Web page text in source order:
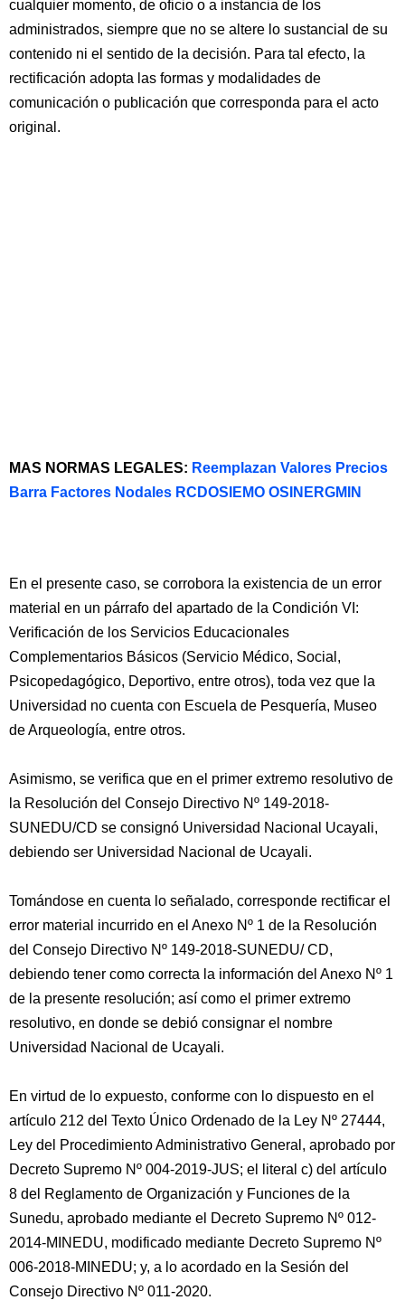
cualquier momento, de oficio o a instancia de los
administrados, siempre que no se altere lo sustancial de su
contenido ni el sentido de la decisión. Para tal efecto, la
rectificación adopta las formas y modalidades de
comunicación o publicación que corresponda para el acto
original.
MAS NORMAS LEGALES: Reemplazan Valores Precios
Barra Factores Nodales RCDOSIEMO OSINERGMIN
En el presente caso, se corrobora la existencia de un error
material en un párrafo del apartado de la Condición VI:
Verificación de los Servicios Educacionales
Complementarios Básicos (Servicio Médico, Social,
Psicopedagógico, Deportivo, entre otros), toda vez que la
Universidad no cuenta con Escuela de Pesquería, Museo
de Arqueología, entre otros.
Asimismo, se verifica que en el primer extremo resolutivo de
la Resolución del Consejo Directivo Nº 149-2018-
SUNEDU/CD se consignó Universidad Nacional Ucayali,
debiendo ser Universidad Nacional de Ucayali.
Tomándose en cuenta lo señalado, corresponde rectificar el
error material incurrido en el Anexo Nº 1 de la Resolución
del Consejo Directivo Nº 149-2018-SUNEDU/ CD,
debiendo tener como correcta la información del Anexo Nº 1
de la presente resolución; así como el primer extremo
resolutivo, en donde se debió consignar el nombre
Universidad Nacional de Ucayali.
En virtud de lo expuesto, conforme con lo dispuesto en el
artículo 212 del Texto Único Ordenado de la Ley Nº 27444,
Ley del Procedimiento Administrativo General, aprobado por
Decreto Supremo Nº 004-2019-JUS; el literal c) del artículo
8 del Reglamento de Organización y Funciones de la
Sunedu, aprobado mediante el Decreto Supremo Nº 012-
2014-MINEDU, modificado mediante Decreto Supremo Nº
006-2018-MINEDU; y, a lo acordado en la Sesión del
Consejo Directivo Nº 011-2020.